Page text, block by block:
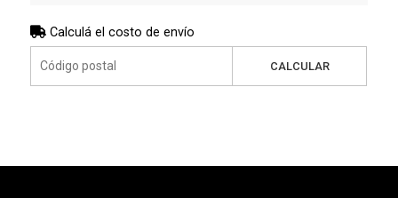
Calculá el costo de envío
CALCULAR